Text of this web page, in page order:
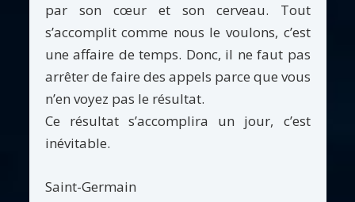
par son cœur et son cerveau. Tout
s’accomplit comme nous le voulons, c’est
une affaire de temps. Donc, il ne faut pas
arrêter de faire des appels parce que vous
n’en voyez pas le résultat.
Ce résultat s’accomplira un jour, c’est
inévitable.
Saint-Germain